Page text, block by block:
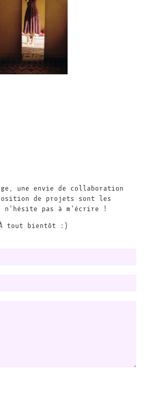
une envie de collaboration
de projets sont les
n'hésite pas à m'écrire !
tout bientôt :)